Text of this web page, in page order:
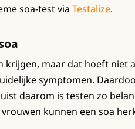
soa-test via Testalize.
krijgen, maar dat hoeft niet
symptomen.
daarom is testen zo
kunnen een soa